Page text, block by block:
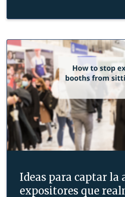
Ideas para captar la
expositores que